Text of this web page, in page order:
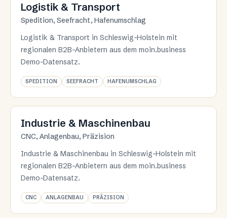
Logistik & Transport
Spedition, Seefracht, Hafenumschlag
Logistik & Transport in Schleswig-Holstein mit
regionalen B2B-Anbietern aus dem moin.business
Demo-Datensatz.
SPEDITION SEEFRACHT HAFENUMSCHLAG
Industrie & Maschinenbau
CNC, Anlagenbau, Präzision
Industrie & Maschinenbau in Schleswig-Holstein mit
regionalen B2B-Anbietern aus dem moin.business
Demo-Datensatz.
CNC ANLAGENBAU PRÄZISION
©